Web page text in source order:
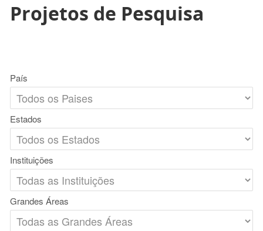
Projetos de Pesquisa
País
Estados
Instituições
Grandes Áreas